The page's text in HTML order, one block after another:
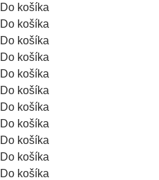
Do košíka
Do košíka
Do košíka
Do košíka
Do košíka
Do košíka
Do košíka
Do košíka
Do košíka
Do košíka
Do košíka